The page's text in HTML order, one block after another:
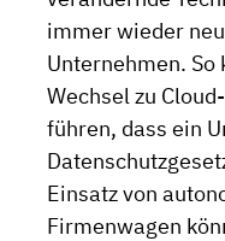
immer wieder
Unternehmen.
Wechsel zu
führen, dass ein
Einsatz von
Firmenwagen